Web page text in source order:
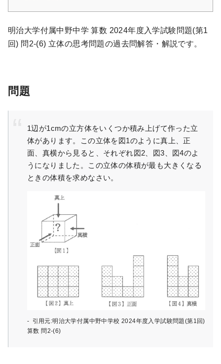
明治大学付属中野中学 算数 2024年度入学試験問題(第1
回) 問2-(6) 立体の思考問題の過去問解答・解説です。
問題
1辺が1cmの立方体をいくつか積み上げて作った立
体があります。この立体を図1のように真上、正
面、真横から見ると、それぞれ図2、図3、図4のよ
うになりました。この立体の体積が最も大きくなる
ときの体積を求めなさい。
引用元:明治大学付属中野中学校 2024年度入学試験問題(第1回)
算数 問2-(6)